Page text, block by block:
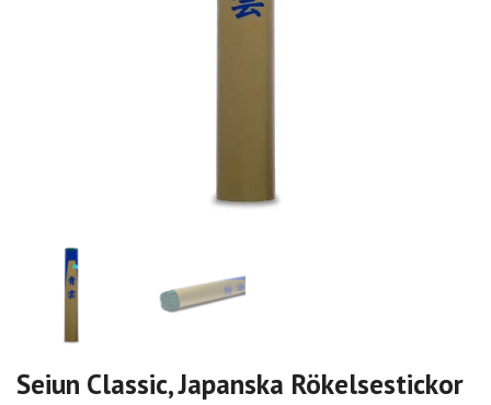
Seiun Classic, Japanska Rökelsestickor